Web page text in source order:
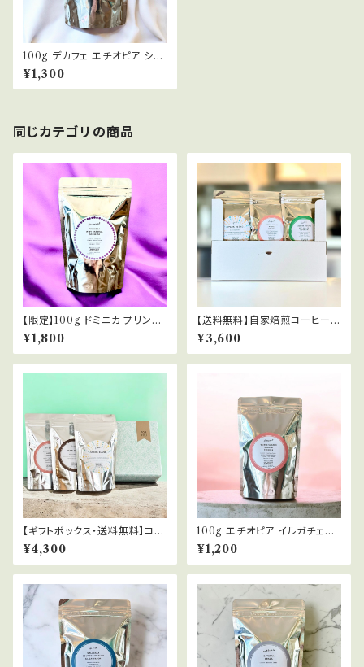
100g デカフェ エチオピア シダ
モ ウォッシュト DECAFE SHI
DAMO WASHED 中煎り コ
ーヒー豆
¥1,300
同じカテゴリの商品
【限定】100g ドミニカ プリンセ
サ ワイニーナチュラル DOMIN
ICA PRINCESA WINY NA
TURAL 浅煎り コーヒー豆
¥1,800
【送料無料】自家焙煎コーヒー豆
3種類飲み比べセット 100g×3
種 | 初めての方におすすめ
¥3,600
【ギフトボックス・送料無料】コー
ヒー豆100g×3種飲み比べセッ
ト | ゆうパックでお届け
¥4,300
100g エチオピア イルガチェフ
ウォルカ サカロ ウォッシュト ET
HIOPIA YIRGACHEFFE W
ORKA SAKARO WASHED
¥1,200